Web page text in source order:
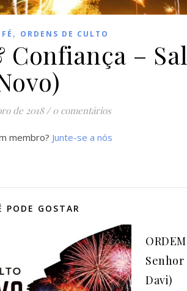
FÉ , ORDENS DE CULTO
Confiança –
de 2018 / 0 comentários
membro? Junte-se a nós
PODE GOSTAR
Senhor
Davi)